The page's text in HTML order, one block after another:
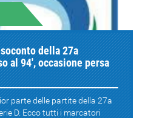
della 27a
al 94', occasione persa
parte delle partite della 27a
D. Ecco tutti i marcatori